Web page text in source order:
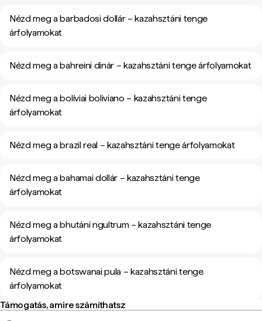
Nézd meg a barbadosi dollár – kazahsztáni tenge
árfolyamokat
Nézd meg a bahreini dinár – kazahsztáni tenge árfolyamokat
Nézd meg a bolíviai boliviano – kazahsztáni tenge
árfolyamokat
Nézd meg a brazil real – kazahsztáni tenge árfolyamokat
Nézd meg a bahamai dollár – kazahsztáni tenge
árfolyamokat
Nézd meg a bhutáni ngultrum – kazahsztáni tenge
árfolyamokat
Nézd meg a botswanai pula – kazahsztáni tenge
árfolyamokat
Támogatás, amire számíthatsz